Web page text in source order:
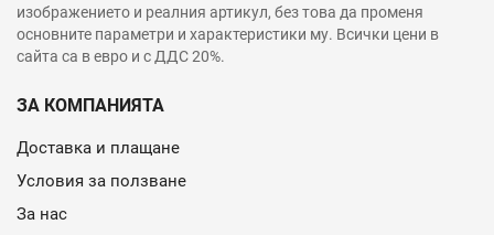
изображението и реалния артикул, без това да променя
основните параметри и характеристики му. Всички цени в
сайта са в евро и с ДДС 20%.
ЗА КОМПАНИЯТА
Доставка и плащане
Условия за ползване
За нас